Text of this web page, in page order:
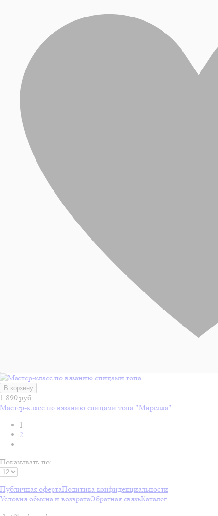
В корзину
1 890 руб
Мастер-класс по вязанию спицами топа "Мирелла"
1
2
Показывать по:
Публичная офертаПолитика конфиденциальности
Условия обмена и возвратаОбратная связьКаталог